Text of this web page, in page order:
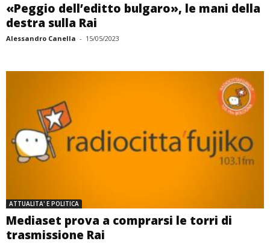
«Peggio dell’editto bulgaro», le mani della
destra sulla Rai
Alessandro Canella - 15/05/2023
ATTUALITA' E POLITICA
Mediaset prova a comprarsi le torri di
trasmissione Rai